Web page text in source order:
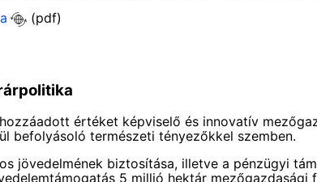
(pdf)
értéket képviselő és innovatív
befolyásoló természeti tényezőkkel szemben.
jövedelmének biztosítása, illetve a pénzügyi
5 millió hektár mezőgazdasági